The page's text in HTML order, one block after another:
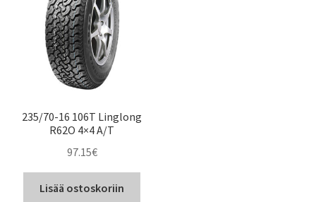
235/70-16 106T Linglong
R62O 4×4 A/T
97.15€
Lisää ostoskoriin